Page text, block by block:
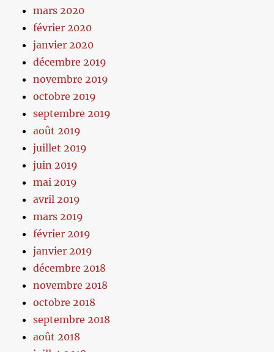
mars 2020
février 2020
janvier 2020
décembre 2019
novembre 2019
octobre 2019
septembre 2019
août 2019
juillet 2019
juin 2019
mai 2019
avril 2019
mars 2019
février 2019
janvier 2019
décembre 2018
novembre 2018
octobre 2018
septembre 2018
août 2018